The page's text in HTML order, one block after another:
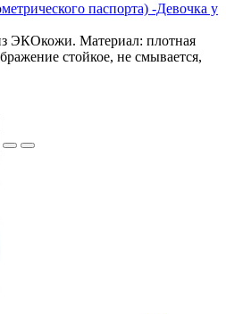
паспорта) -Девочка у
ЭКОкожи. Материал: плотная
стойкое, не смывается,